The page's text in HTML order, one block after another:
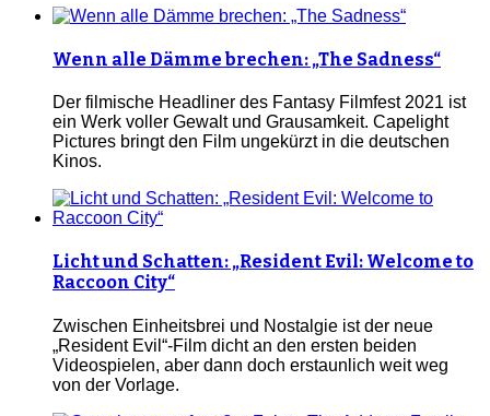
Wenn alle Dämme brechen: „The Sadness“
Der filmische Headliner des Fantasy Filmfest 2021 ist
ein Werk voller Gewalt und Grausamkeit. Capelight
Pictures bringt den Film ungekürzt in die deutschen
Kinos.
Licht und Schatten: „Resident Evil: Welcome to
Raccoon City“
Zwischen Einheitsbrei und Nostalgie ist der neue
„Resident Evil“-Film dicht an den ersten beiden
Videospielen, aber dann doch erstaunlich weit weg
von der Vorlage.